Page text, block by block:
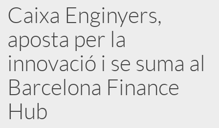
X
a
r
x
Caixa Enginyers,
aposta per la
innovació i se suma al
Barcelona Finance
Hub